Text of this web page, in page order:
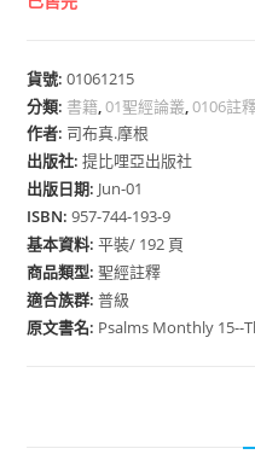
貨號:01061215
分類: 書籍,01聖經論叢,0106註
作者: 司布真.摩根
出版社:提比哩亞出版社
出版日期: Jun-01
ISBN:957-744-193-9
基本資料:平裝/ 192 頁
商品類型:聖經註釋
適合族群:普級
原文書名: Psalms Monthly 15--